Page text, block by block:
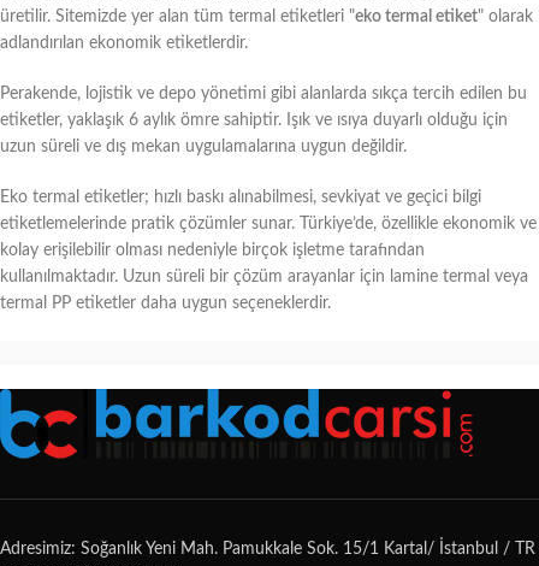
üretilir. Sitemizde yer alan tüm termal etiketleri "eko termal etiket" olarak
adlandırılan ekonomik etiketlerdir.
Perakende, lojistik ve depo yönetimi gibi alanlarda sıkça tercih edilen bu
etiketler, yaklaşık 6 aylık ömre sahiptir. Işık ve ısıya duyarlı olduğu için
uzun süreli ve dış mekan uygulamalarına uygun değildir.
Eko termal etiketler; hızlı baskı alınabilmesi, sevkiyat ve geçici bilgi
etiketlemelerinde pratik çözümler sunar. Türkiye’de, özellikle ekonomik ve
kolay erişilebilir olması nedeniyle birçok işletme tarafından
kullanılmaktadır. Uzun süreli bir çözüm arayanlar için lamine termal veya
termal PP etiketler daha uygun seçeneklerdir.
Adresimiz: Soğanlık Yeni Mah. Pamukkale Sok. 15/1 Kartal/ İstanbul / TR